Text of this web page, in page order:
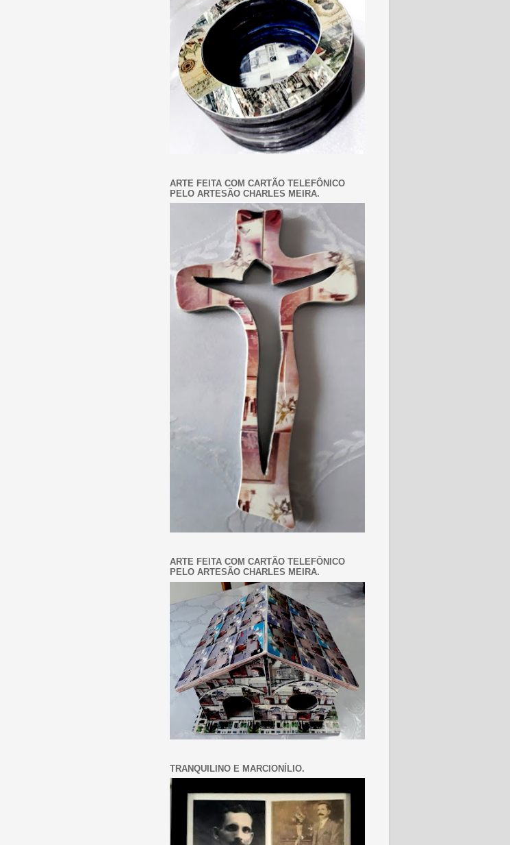
ARTE FEITA COM CARTÃO TELEFÔNICO
PELO ARTESÃO CHARLES MEIRA.
ARTE FEITA COM CARTÃO TELEFÔNICO
PELO ARTESÃO CHARLES MEIRA.
TRANQUILINO E MARCIONÍLIO.